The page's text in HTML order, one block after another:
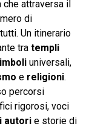
che attraversa il
di
Un itinerario
tra templi
universali,
e religioni.
percorsi
rigorosi, voci
autorie storie di